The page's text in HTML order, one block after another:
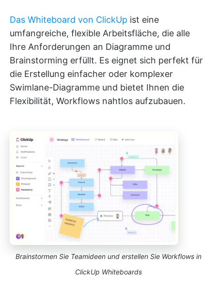
Das Whiteboard von ClickUp ist eine
umfangreiche, flexible Arbeitsfläche, die alle
Ihre Anforderungen an Diagramme und
Brainstorming erfüllt. Es eignet sich perfekt für
die Erstellung einfacher oder komplexer
Swimlane-Diagramme und bietet Ihnen die
Flexibilität, Workflows nahtlos aufzubauen.
Brainstormen Sie Teamideen und erstellen Sie Workflows in
ClickUp Whiteboards